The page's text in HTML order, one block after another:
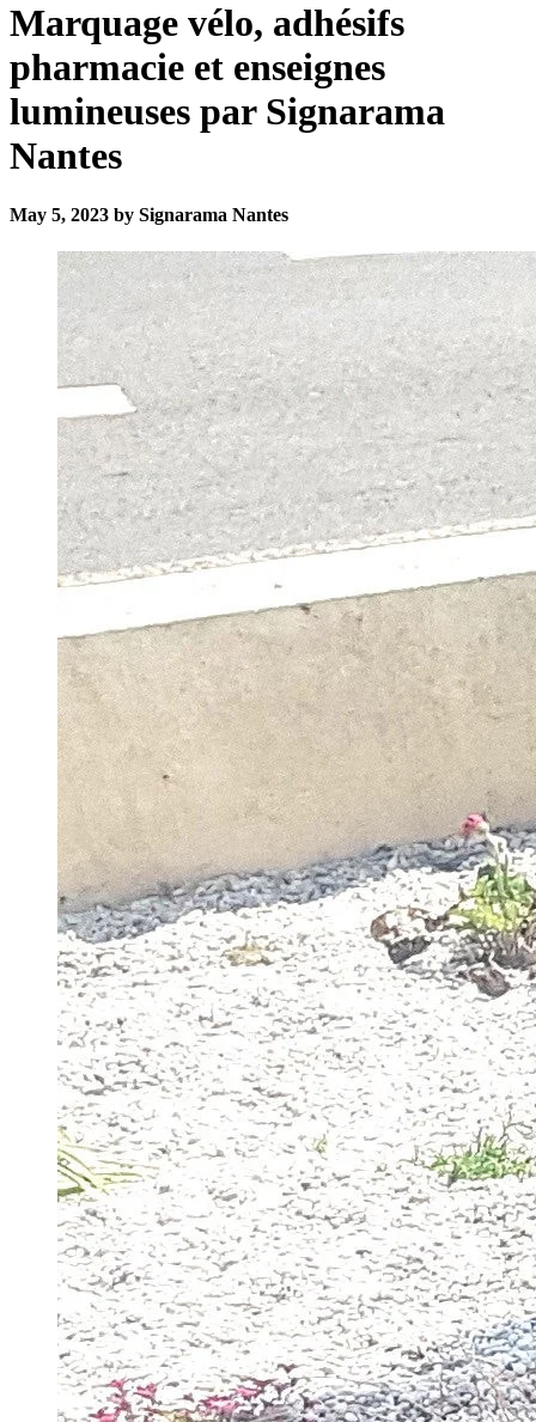
Marquage vélo, adhésifs
pharmacie et enseignes
lumineuses par Signarama
Nantes
May 5, 2023 by Signarama Nantes